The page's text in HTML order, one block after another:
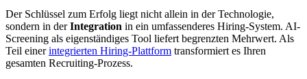
Der Schlüssel zum Erfolg liegt nicht allein in der Technologie,
sondern in derIntegration in ein umfassenderes Hiring-System. AI-
Screening als eigenständiges Tool liefert begrenzten Mehrwert. Als
Teil einerintegrierten Hiring-Plattform transformiert es Ihren
gesamten Recruiting-Prozess.